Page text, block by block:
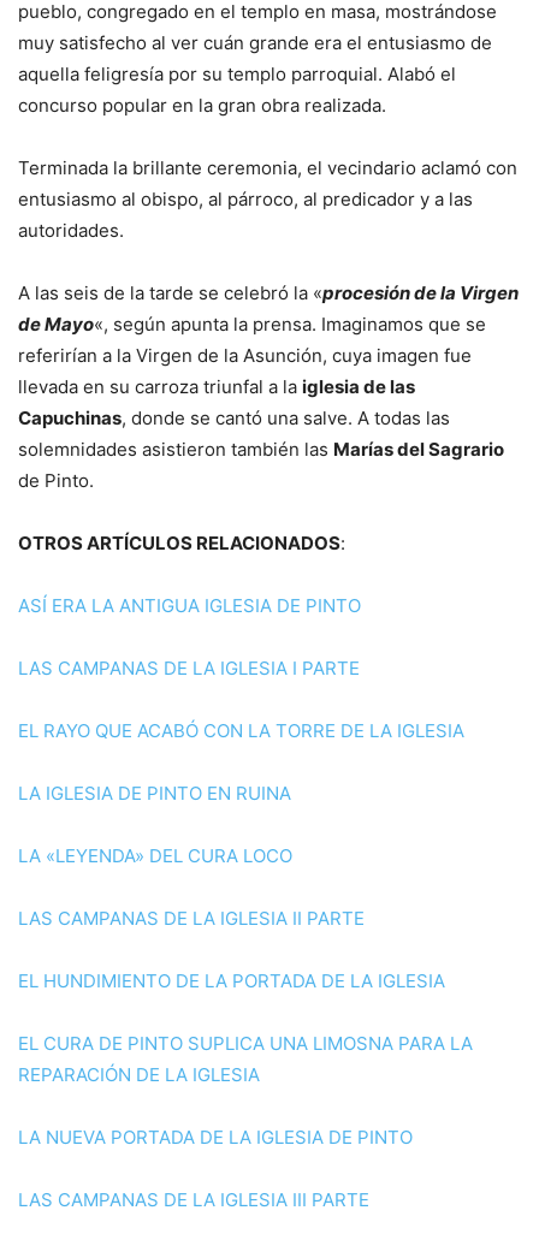
pueblo, congregado en el templo en masa, mostrándose
muy satisfecho al ver cuán grande era el entusiasmo de
aquella feligresía por su templo parroquial. Alabó el
concurso popular en la gran obra realizada.
Terminada la brillante ceremonia, el vecindario aclamó con
entusiasmo al obispo, al párroco, al predicador y a las
autoridades.
A las seis de la tarde se celebró la «procesión de la Virgen
de Mayo«, según apunta la prensa. Imaginamos que se
referirían a la Virgen de la Asunción, cuya imagen fue
llevada en su carroza triunfal a la iglesia de las
Capuchinas, donde se cantó una salve. A todas las
solemnidades asistieron también las Marías del Sagrario
de Pinto.
OTROS ARTÍCULOS RELACIONADOS:
ASÍ ERA LA ANTIGUA IGLESIA DE PINTO
LAS CAMPANAS DE LA IGLESIA I PARTE
EL RAYO QUE ACABÓ CON LA TORRE DE LA IGLESIA
LA IGLESIA DE PINTO EN RUINA
LA «LEYENDA» DEL CURA LOCO
LAS CAMPANAS DE LA IGLESIA II PARTE
EL HUNDIMIENTO DE LA PORTADA DE LA IGLESIA
EL CURA DE PINTO SUPLICA UNA LIMOSNA PARA LA
REPARACIÓN DE LA IGLESIA
LA NUEVA PORTADA DE LA IGLESIA DE PINTO
LAS CAMPANAS DE LA IGLESIA III PARTE